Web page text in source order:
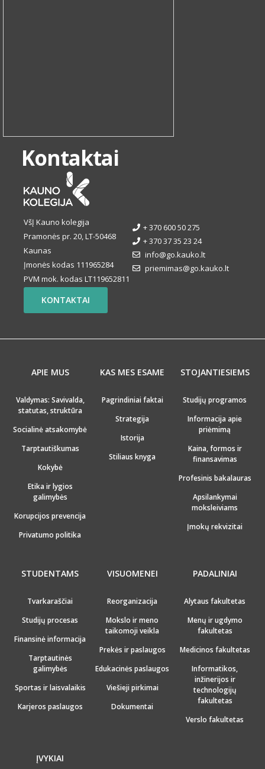
Kontaktai
VšĮ Kauno kolegija
Pramonės pr. 20, LT-50468
Kaunas
Įmonės kodas 111965284
PVM mok. kodas LT119652811
+ 370 600 50 275
+ 370 37 35 23 24
info@go.kauko.lt
priemimas@go.kauko.lt
KONTAKTAI
APIE MUS
Valdymas: Savivalda,
statutas, struktūra
Socialinė atsakomybė
Tarptautiškumas
Kokybė
Etika ir lygios
galimybės
Korupcijos prevencija
Privatumo politika
KAS MES ESAME
Pagrindiniai faktai
Strategija
Istorija
Stiliaus knyga
STOJANTIESIEMS
Studijų programos
Informacija apie
priėmimą
Kaina, formos ir
finansavimas
Profesinis bakalauras
Apsilankymai
moksleiviams
Įmokų rekvizitai
STUDENTAMS
Tvarkaraščiai
Studijų procesas
Finansinė informacija
Tarptautinės
galimybės
Sportas ir laisvalaikis
Karjeros paslaugos
VISUOMENEI
Reorganizacija
Mokslo ir meno
taikomoji veikla
Prekės ir paslaugos
Edukacinės paslaugos
Viešieji pirkimai
Dokumentai
PADALINIAI
Alytaus fakultetas
Menų ir ugdymo
fakultetas
Medicinos fakultetas
Informatikos,
inžinerijos ir
technologijų
fakultetas
Verslo fakultetas
ĮVYKIAI